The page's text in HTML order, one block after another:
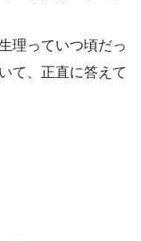
理っていつ頃だっ
て、正直に答えて